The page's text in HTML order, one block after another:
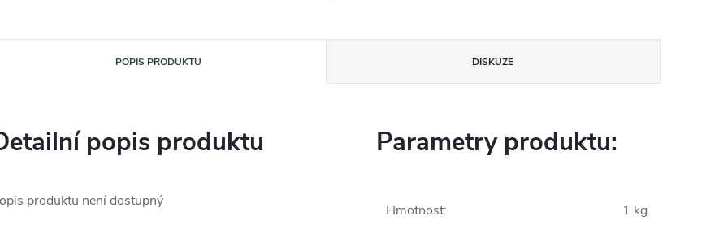
POPIS PRODUKTU DISKUZE
popis produktu
produktu není dostupný
Parametry produktu:
Hmotnost: 1 kg